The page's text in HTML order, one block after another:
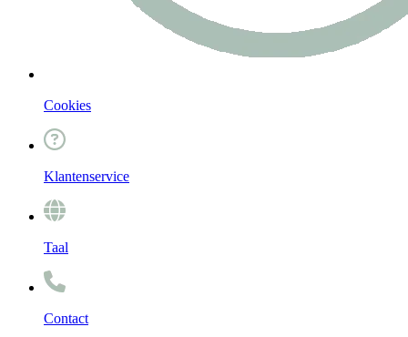
Cookies
Klantenservice
Taal
Contact